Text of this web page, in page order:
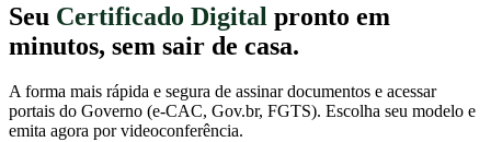
Seu Certificado Digital pronto em
minutos, sem sair de casa.
A forma mais rápida e segura de assinar documentos e acessar
portais do Governo (e-CAC, Gov.br, FGTS). Escolha seu modelo e
emita agora por videoconferência.